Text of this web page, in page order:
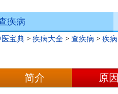
疾病
医宝典 > 疾病大全 > 查疾病 > 疾
简介 原因